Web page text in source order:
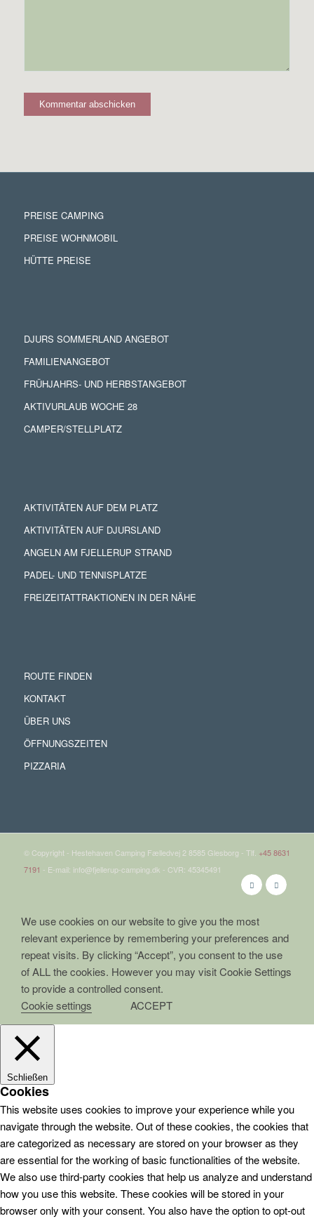
PREISE CAMPING
PREISE WOHNMOBIL
HÜTTE PREISE
DJURS SOMMERLAND ANGEBOT
FAMILIENANGEBOT
FRÜHJAHRS- UND HERBSTANGEBOT
AKTIVURLAUB WOCHE 28
CAMPER/STELLPLATZ
AKTIVITÄTEN AUF DEM PLATZ
AKTIVITÄTEN AUF DJURSLAND
ANGELN AM FJELLERUP STRAND
PADEL- UND TENNISPLATZE
FREIZEITATTRAKTIONEN IN DER NÄHE
ROUTE FINDEN
KONTAKT
ÜBER UNS
ÖFFNUNGSZEITEN
PIZZARIA
© Copyright - Hestehaven Camping Fælledvej 2 8585 Glesborg - Tlf. +45 8631
7191 - E-mail: info@fjellerup-camping.dk - CVR: 45345491
We use cookies on our website to give you the most
relevant experience by remembering your preferences and
repeat visits. By clicking “Accept”, you consent to the use
of ALL the cookies. However you may visit Cookie Settings
to provide a controlled consent.
Cookie settings
ACCEPT
Schließen
Cookies
This website uses cookies to improve your experience while you
navigate through the website. Out of these cookies, the cookies that
are categorized as necessary are stored on your browser as they
are essential for the working of basic functionalities of the website.
We also use third-party cookies that help us analyze and understand
how you use this website. These cookies will be stored in your
browser only with your consent. You also have the option to opt-out